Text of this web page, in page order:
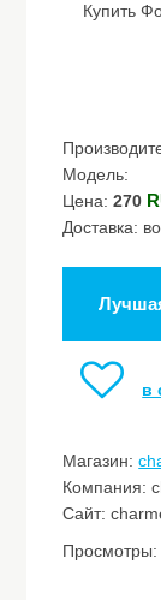
Купить
Модель:
Цена:270
Доставка:
в
Магазин:
Компания:
Сайт:
Просмотры: